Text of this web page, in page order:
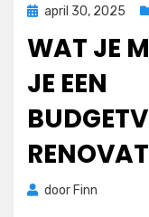
Geplaatst
april 30, 2025
WAT JE
JE EEN
door Finn